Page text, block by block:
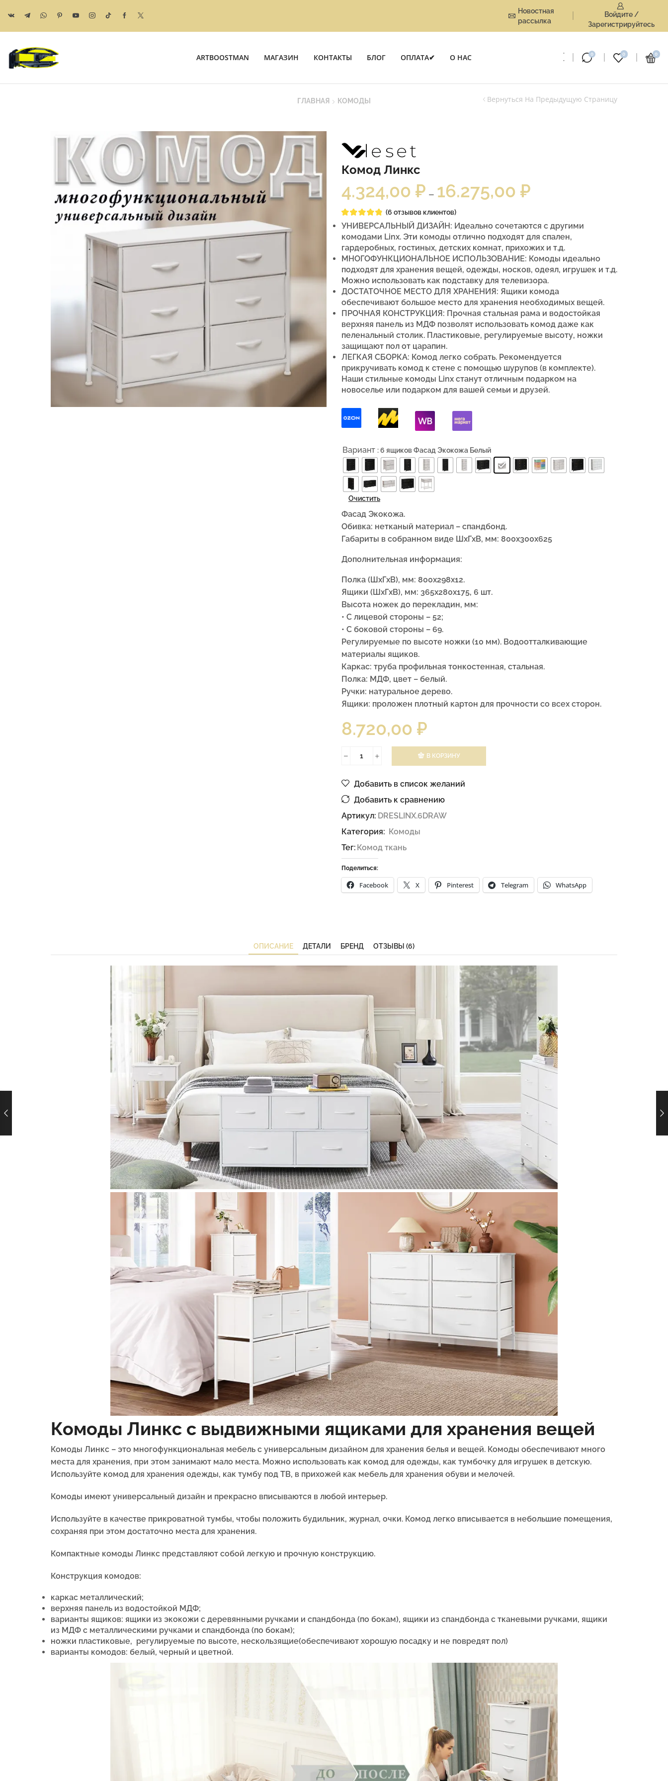
Новостная
рассылка
Войдите /
Зарегистрируйтесь
ARTBOOSTMAN МАГАЗИН КОНТАКТЫ БЛОГ ОПЛАТА✔ О НАС 0 0 0
ГЛАВНАЯ КОМОДЫ Вернуться На Предыдущую Страницу
Комод Линкс
4.324,00 ₽ – 16.275,00 ₽
(6 отзывов клиентов)
УНИВЕРСАЛЬНЫЙ ДИЗАЙН: Идеально сочетаются с другими
комодами Linx. Эти комоды отлично подходят для спален,
гардеробных, гостиных, детских комнат, прихожих и т.д.
МНОГОФУНКЦИОНАЛЬНОЕ ИСПОЛЬЗОВАНИЕ: Комоды идеально
подходят для хранения вещей, одежды, носков, одеял, игрушек и т.д.
Можно использовать как подставку для телевизора.
ДОСТАТОЧНОЕ МЕСТО ДЛЯ ХРАНЕНИЯ: Ящики комода
обеспечивают большое место для хранения необходимых вещей.
ПРОЧНАЯ КОНСТРУКЦИЯ: Прочная стальная рама и водостойкая
верхняя панель из МДФ позволят использовать комод даже как
пеленальный столик. Пластиковые, регулируемые высоту, ножки
защищают пол от царапин.
ЛЕГКАЯ СБОРКА: Комод легко собрать. Рекомендуется
прикручивать комод к стене с помощью шурупов (в комплекте).
Наши стильные комоды Linx станут отличным подарком на
новоселье или подарком для вашей семьи и друзей.
Вариант : 6 ящиков Фасад Экокожа Белый
Очистить
Фасад Экокожа.
Обивка: нетканый материал – спандбонд.
Габариты в собранном виде ШхГхВ, мм: 800х300х625
Дополнительная информация:
Полка (ШxГxВ), мм: 800х298х12.
Ящики (ШxГxВ), мм: 365х280х175, 6 шт.
Высота ножек до перекладин, мм:
• С лицевой стороны – 52;
• С боковой стороны – 69.
Регулируемые по высоте ножки (10 мм). Водоотталкивающие
материалы ящиков.
Каркас: труба профильная тонкостенная, стальная.
Полка: МДФ, цвет – белый.
Ручки: натуральное дерево.
Ящики: проложен плотный картон для прочности со всех сторон.
8.720,00 ₽
В КОРЗИНУ
Добавить в список желаний
Добавить к сравнению
Артикул: DRESLINX.6DRAW
Категория: Комоды
Тег: Комод ткань
Поделиться:
Facebook X Pinterest Telegram WhatsApp
ОПИСАНИЕ ДЕТАЛИ БРЕНД ОТЗЫВЫ (6)
Комоды Линкс с выдвижными ящиками для хранения вещей
Комоды Линкс – это многофункциональная мебель с универсальным дизайном для хранения белья и вещей. Комоды обеспечивают много
места для хранения, при этом занимают мало места. Можно использовать как комод для одежды, как тумбочку для игрушек в детскую.
Используйте комод для хранения одежды, как тумбу под ТВ, в прихожей как мебель для хранения обуви и мелочей.
Комоды имеют универсальный дизайн и прекрасно вписываются в любой интерьер.
Используйте в качестве прикроватной тумбы, чтобы положить будильник, журнал, очки. Комод легко вписывается в небольшие помещения,
сохраняя при этом достаточно места для хранения.
Компактные комоды Линкс представляют собой легкую и прочную конструкцию.
Конструкция комодов:
каркас металлический;
верхняя панель из водостойкой МДФ;
варианты ящиков: ящики из экокожи с деревянными ручками и спандбонда (по бокам), ящики из спандбонда с тканевыми ручками, ящики
из МДФ с металлическими ручками и спандбонда (по бокам);
ножки пластиковые, регулируемые по высоте, нескользящие(обеспечивают хорошую посадку и не повредят пол)
варианты комодов: белый, черный и цветной.